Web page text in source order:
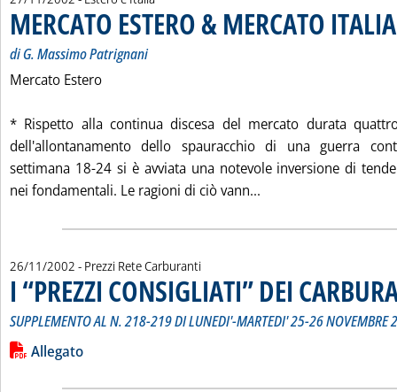
MERCATO ESTERO & MERCATO ITALIA
di G. Massimo Patrignani
Mercato Estero
* Rispetto alla continua discesa del mercato durata
dell'allontanamento dello spauracchio di una guerra
settimana 18-24 si è avviata una notevole inversione di
nei fondamentali. Le ragioni di ciò vann...
26/11/2002 - Prezzi Rete Carburanti
I “PREZZI CONSIGLIATI” DEI
SUPPLEMENTO AL N. 218-219 DI LUNEDI'-MARTEDI' 25-26 NOVEMBRE
Leggi tutta la notizia: 'I “PREZZI CONSIGLIATI” DEI
Lista allegati PDF alla notizia
Allegato